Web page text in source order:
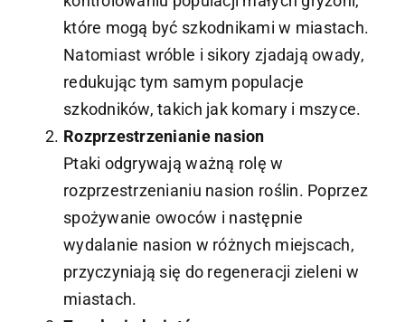
które mogą być szkodnikami w miastach.
Natomiast wróble i sikory zjadają owady,
redukując tym samym populacje
szkodników, takich jak komary i mszyce.
Rozprzestrzenianie nasion
Ptaki odgrywają ważną rolę w
rozprzestrzenianiu nasion roślin. Poprzez
spożywanie owoców i następnie
wydalanie nasion w różnych miejscach,
przyczyniają się do regeneracji zieleni w
miastach.